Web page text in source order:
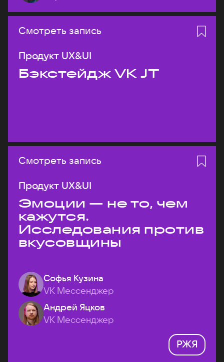
Смотреть запись
Продукт UX&UI
Бэкстейдж VK JT
Смотреть запись
Продукт UX&UI
Эмоции — не то, чем
кажутся.
Исследования против
вкусовщины
Софья Кузина
VK Мессенджер
Андрей Яцков
VK Мессенджер
РЖЯ